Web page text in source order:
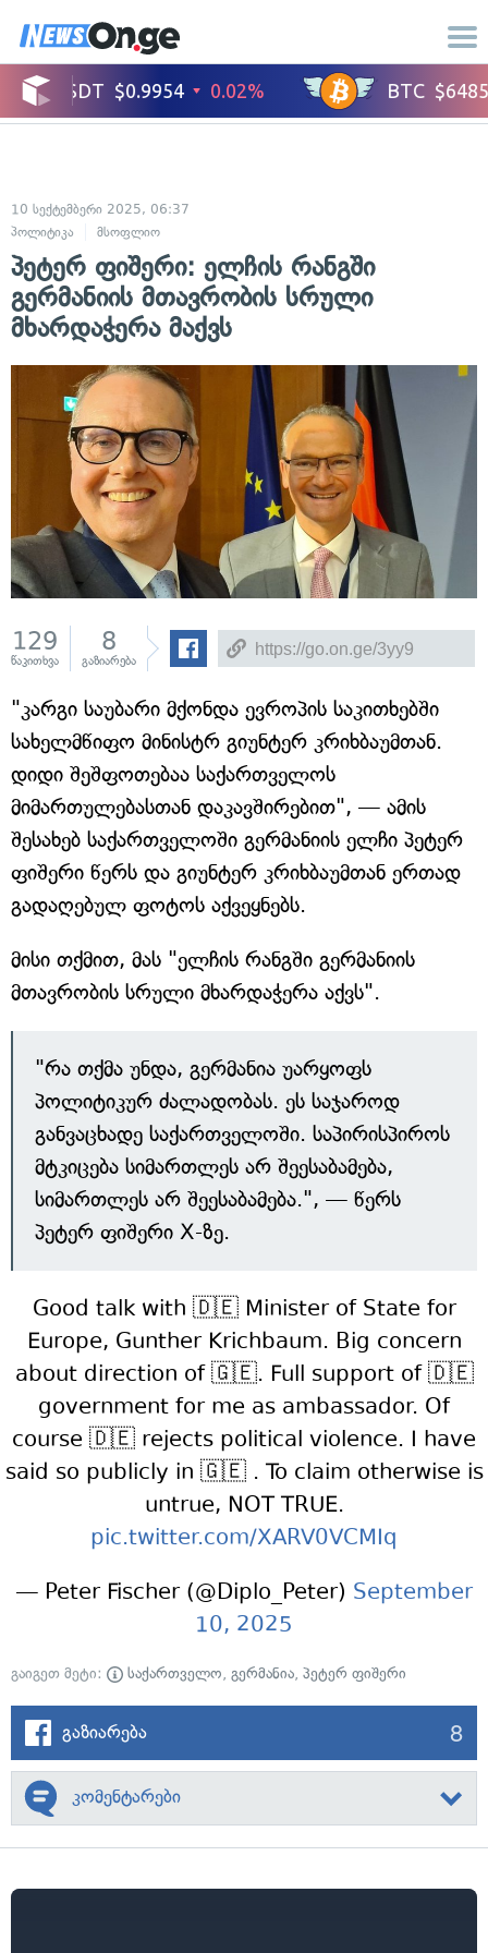
10 სექტემბერი 2025, 06:37
პოლიტიკა
მსოფლიო
პეტერ ფიშერი: ელჩის რანგში
გერმანიის მთავრობის სრული
მხარდაჭერა მაქვს
129
წაკითხვა
8
გაზიარება
"კარგი საუბარი მქონდა ევროპის საკითხებში
სახელმწიფო მინისტრ გიუნტერ კრიხბაუმთან.
დიდი შეშფოთებაა საქართველოს
მიმართულებასთან დაკავშირებით", — ამის
შესახებ საქართველოში გერმანიის ელჩი პეტერ
ფიშერი წერს და გიუნტერ კრიხბაუმთან ერთად
გადაღებულ ფოტოს აქვეყნებს.
მისი თქმით, მას "ელჩის რანგში გერმანიის
მთავრობის სრული მხარდაჭერა აქვს".
"რა თქმა უნდა, გერმანია უარყოფს
პოლიტიკურ ძალადობას. ეს საჯაროდ
განვაცხადე საქართველოში. საპირისპიროს
მტკიცება სიმართლეს არ შეესაბამება,
სიმართლეს არ შეესაბამება.", — წერს
პეტერ ფიშერი X-ზე.
Good talk with 🇩🇪 Minister of State for
Europe, Gunther Krichbaum. Big concern
about direction of 🇬🇪. Full support of 🇩🇪
government for me as ambassador. Of
course 🇩🇪 rejects political violence. I have
said so publicly in 🇬🇪 . To claim otherwise is
untrue, NOT TRUE.
pic.twitter.com/XARV0VCMIq
— Peter Fischer (@Diplo_Peter) September
10, 2025
გაიგეთ მეტი: საქართველო, გერმანია, პეტერ ფიშერი
გაზიარება 8
კომენტარები